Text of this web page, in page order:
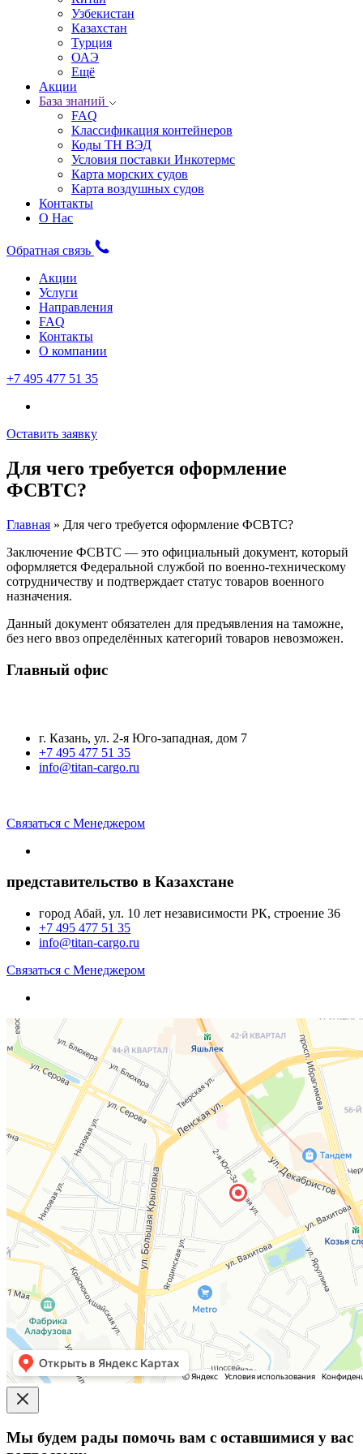
Узбекистан
Казахстан
Турция
ОАЭ
Ещё
Акции
База знаний
FAQ
Классификация контейнеров
Коды ТН ВЭД
Условия поставки Инкотермс
Карта морских судов
Карта воздушных судов
Контакты
О Нас
Обратная связь
Акции
Услуги
Направления
FAQ
Контакты
О компании
+7 495 477 51 35
Оставить заявку
Для чего требуется оформление
ФСВТС?
Главная » Для чего требуется оформление ФСВТС?
Заключение ФСВТС — это официальный документ, который
оформляется Федеральной службой по военно-техническому
сотрудничеству и подтверждает статус товаров военного
назначения.
Данный документ обязателен для предъявления на таможне,
без него ввоз определённых категорий товаров невозможен.
Главный офис
г. Казань, ул. 2-я Юго-западная, дом 7
+7 495 477 51 35
info@titan-cargo.ru
Связаться с Менеджером
представительство в Казахстане
город Абай, ул. 10 лет независимости РК, строение 36
+7 495 477 51 35
info@titan-cargo.ru
Связаться с Менеджером
Мы будем рады помочь вам с оставшимися у вас